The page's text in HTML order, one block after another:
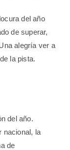
del año
de superar,
alegría ver a
la pista.
del año.
nacional, la
de